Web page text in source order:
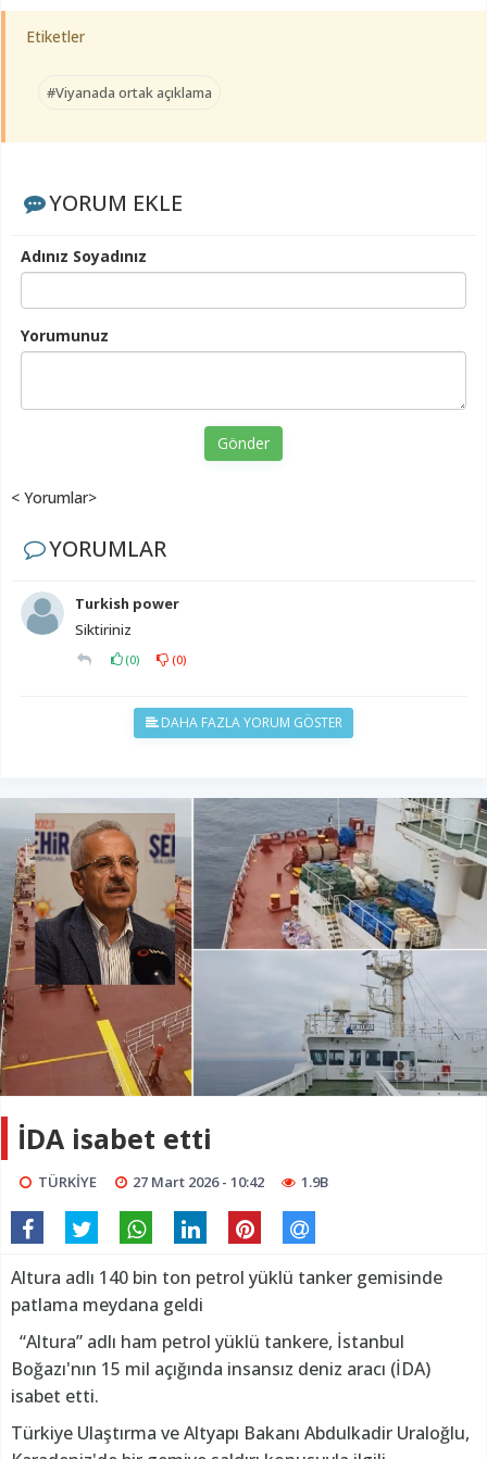
Etiketler
#Viyanada ortak açıklama
YORUM EKLE
Adınız Soyadınız
Yorumunuz
Gönder
< Yorumlar>
YORUMLAR
Turkish power
Siktiriniz
(0) (0)
DAHA FAZLA YORUM GÖSTER
İDA isabet etti
TÜRKİYE 27 Mart 2026 - 10:42 1.9B
Altura adlı 140 bin ton petrol yüklü tanker gemisinde
patlama meydana geldi
“Altura” adlı ham petrol yüklü tankere, İstanbul
Boğazı'nın 15 mil açığında insansız deniz aracı (İDA)
isabet etti.
Türkiye Ulaştırma ve Altyapı Bakanı Abdulkadir Uraloğlu,